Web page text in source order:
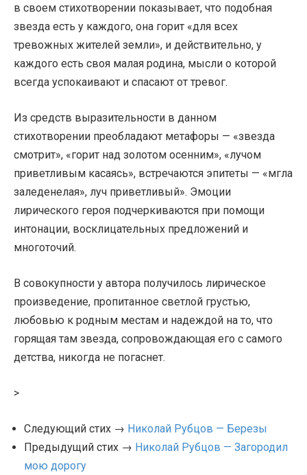
в своем стихотворении показывает, что подобная
звезда есть у каждого, она горит «для всех
тревожных жителей земли», и действительно, у
каждого есть своя малая родина, мысли о которой
всегда успокаивают и спасают от тревог.
Из средств выразительности в данном
стихотворении преобладают метафоры — «звезда
смотрит», «горит над золотом осенним», «лучом
приветливым касаясь», встречаются эпитеты — «мгла
заледенелая», луч приветливый». Эмоции
лирического героя подчеркиваются при помощи
интонации, восклицательных предложений и
многоточий.
В совокупности у автора получилось лирическое
произведение, пропитанное светлой грустью,
любовью к родным местам и надеждой на то, что
горящая там звезда, сопровождающая его с самого
детства, никогда не погаснет.
>
Следующий стих → Николай Рубцов — Березы
Предыдущий стих → Николай Рубцов — Загородил
мою дорогу